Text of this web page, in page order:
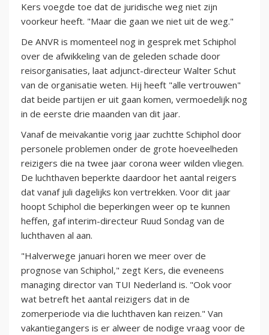
Kers voegde toe dat de juridische weg niet zijn
voorkeur heeft. "Maar die gaan we niet uit de weg."
De ANVR is momenteel nog in gesprek met Schiphol
over de afwikkeling van de geleden schade door
reisorganisaties, laat adjunct-directeur Walter Schut
van de organisatie weten. Hij heeft "alle vertrouwen"
dat beide partijen er uit gaan komen, vermoedelijk nog
in de eerste drie maanden van dit jaar.
Vanaf de meivakantie vorig jaar zuchtte Schiphol door
personele problemen onder de grote hoeveelheden
reizigers die na twee jaar corona weer wilden vliegen.
De luchthaven beperkte daardoor het aantal reigers
dat vanaf juli dagelijks kon vertrekken. Voor dit jaar
hoopt Schiphol die beperkingen weer op te kunnen
heffen, gaf interim-directeur Ruud Sondag van de
luchthaven al aan.
"Halverwege januari horen we meer over de
prognose van Schiphol," zegt Kers, die eveneens
managing director van TUI Nederland is. "Ook voor
wat betreft het aantal reizigers dat in de
zomerperiode via die luchthaven kan reizen." Van
vakantiegangers is er alweer de nodige vraag voor de